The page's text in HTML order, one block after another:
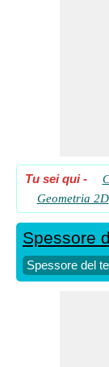
Tu sei qui-
Geometria 2D
Spessore
Spessore del